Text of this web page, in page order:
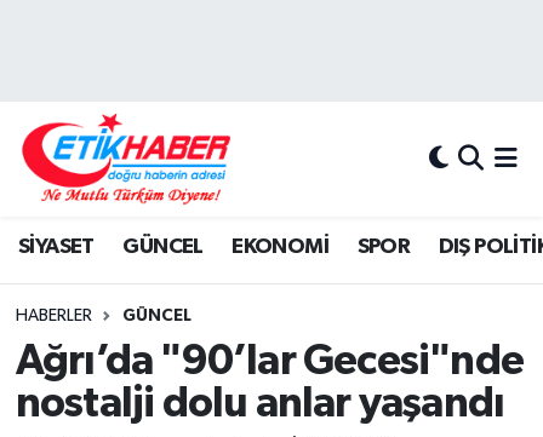
SİYASET GÜNCEL EKONOMİ SPOR DIŞ
HABERLER GÜNCEL
Ağrı’da "90’lar Gecesi"nde
nostalji dolu anlar yaşandı
DIŞ POLİTİKA
KÖŞE YAZILARI
Hava Durumu
Tüm Manşetler